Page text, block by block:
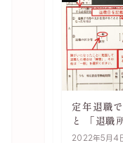
定年退職
と 「退職
用継続基
2022年5月4